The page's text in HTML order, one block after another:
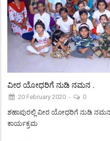
ವೀರ ಯೋಧರಿಗೆ ನುಡಿ ನಮನ .
20 February 2020 - 0
ಶಹಾಪುರಲ್ಲಿ ವೀರ ಯೋಧರಿಗೆ ನುಡಿ
ಕಾರ್ಯಕ್ರಮ